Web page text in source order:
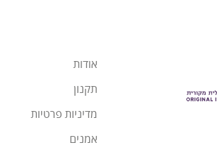
אודות
תקנון
מדיניות פרטיות
אמנים